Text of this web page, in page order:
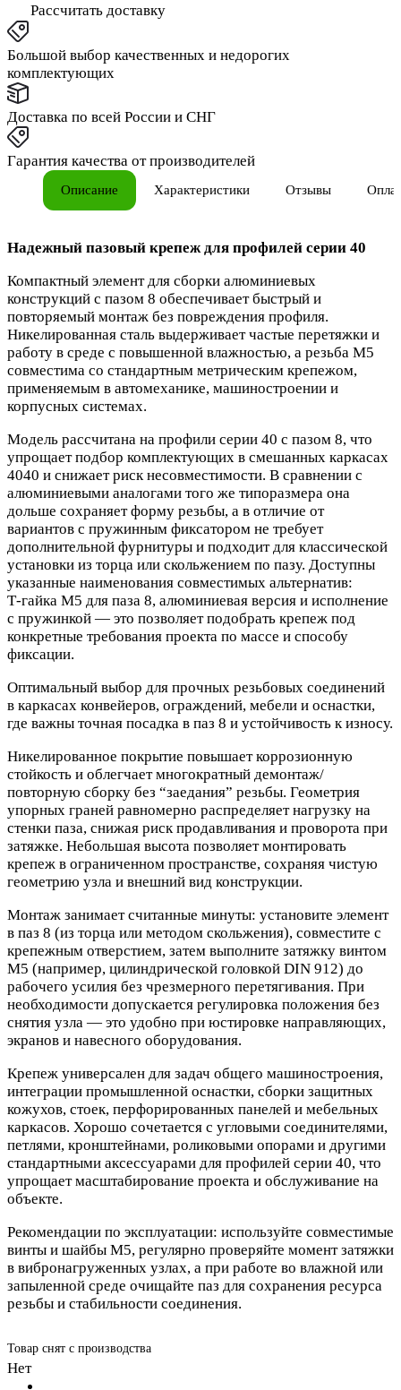
Рассчитать доставку
Большой выбор качественных и недорогих
комплектующих
Доставка по всей России и СНГ
Гарантия качества от производителей
Описание Характеристики Отзывы
Надежный пазовый крепеж для профилей серии 40
Компактный элемент для сборки алюминиевых
конструкций с пазом 8 обеспечивает быстрый и
повторяемый монтаж без повреждения профиля.
Никелированная сталь выдерживает частые перетяжки и
работу в среде с повышенной влажностью, а резьба М5
совместима со стандартным метрическим крепежом,
применяемым в автомеханике, машиностроении и
корпусных системах.
Модель рассчитана на профили серии 40 с пазом 8, что
упрощает подбор комплектующих в смешанных каркасах
4040 и снижает риск несовместимости. В сравнении с
алюминиевыми аналогами того же типоразмера она
дольше сохраняет форму резьбы, а в отличие от
вариантов с пружинным фиксатором не требует
дополнительной фурнитуры и подходит для классической
установки из торца или скольжением по пазу. Доступны
указанные наименования совместимых альтернатив:
Т‑гайка М5 для паза 8, алюминиевая версия и исполнение
с пружинкой — это позволяет подобрать крепеж под
конкретные требования проекта по массе и способу
фиксации.
Оптимальный выбор для прочных резьбовых соединений
в каркасах конвейеров, ограждений, мебели и оснастки,
где важны точная посадка в паз 8 и устойчивость к износу.
Никелированное покрытие повышает коррозионную
стойкость и облегчает многократный демонтаж/
повторную сборку без “заедания” резьбы. Геометрия
упорных граней равномерно распределяет нагрузку на
стенки паза, снижая риск продавливания и проворота при
затяжке. Небольшая высота позволяет монтировать
крепеж в ограниченном пространстве, сохраняя чистую
геометрию узла и внешний вид конструкции.
Монтаж занимает считанные минуты: установите элемент
в паз 8 (из торца или методом скольжения), совместите с
крепежным отверстием, затем выполните затяжку винтом
М5 (например, цилиндрической головкой DIN 912) до
рабочего усилия без чрезмерного перетягивания. При
необходимости допускается регулировка положения без
снятия узла — это удобно при юстировке направляющих,
экранов и навесного оборудования.
Крепеж универсален для задач общего машиностроения,
интеграции промышленной оснастки, сборки защитных
кожухов, стоек, перфорированных панелей и мебельных
каркасов. Хорошо сочетается с угловыми соединителями,
петлями, кронштейнами, роликовыми опорами и другими
стандартными аксессуарами для профилей серии 40, что
упрощает масштабирование проекта и обслуживание на
объекте.
Рекомендации по эксплуатации: используйте совместимые
винты и шайбы М5, регулярно проверяйте момент затяжки
в вибронагруженных узлах, а при работе во влажной или
запыленной среде очищайте паз для сохранения ресурса
резьбы и стабильности соединения.
Товар снят с производства
Нет